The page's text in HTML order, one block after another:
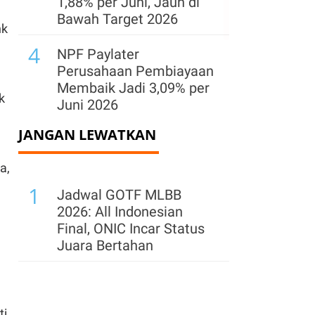
Bawah Target 2026
4
NPF Paylater
Perusahaan Pembiayaan
Membaik Jadi 3,09% per
Juni 2026
5
OJK Nilai Implementasi
AI Dapat Berdampak
Fintech Lending
JANGAN LEWATKAN
1
Jadwal GOTF MLBB
2026: All Indonesian
Final, ONIC Incar Status
Juara Bertahan